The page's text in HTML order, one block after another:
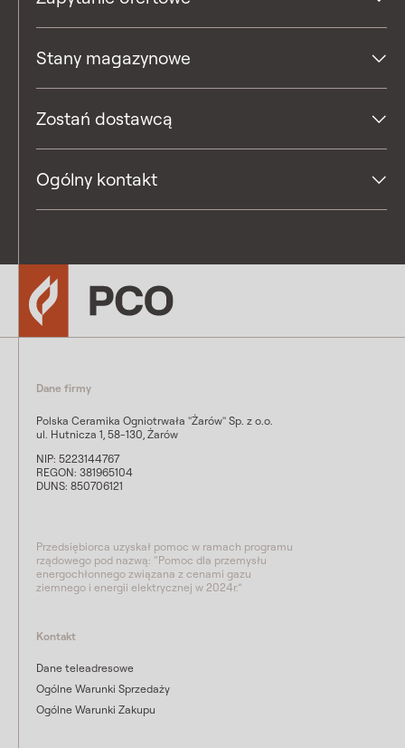
Stany magazynowe
Zostań dostawcą
Ogólny kontakt
Dane firmy
Polska Ceramika Ogniotrwała "Żarów" Sp. z o.o.
ul. Hutnicza 1, 58-130, Żarów
NIP: 5223144767
REGON: 381965104
DUNS: 850706121
Przedsiębiorca uzyskał pomoc w ramach programu
rządowego pod nazwą: “Pomoc dla przemysłu
energochłonnego związana z cenami gazu
ziemnego i energii elektrycznej w 2024r.”
Kontakt
Dane teleadresowe
Ogólne Warunki Sprzedaży
Ogólne Warunki Zakupu